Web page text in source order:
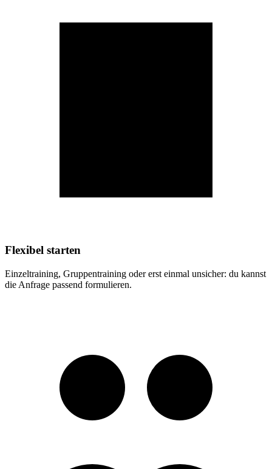
Flexibel starten
Einzeltraining, Gruppentraining oder erst einmal unsicher: du kannst
die Anfrage passend formulieren.